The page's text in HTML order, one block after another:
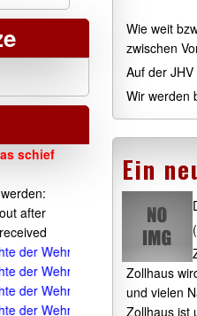
Wie weit
zwischen
Auf der JHV
Wir werden
Ein
Zollhaus
und vielen
Zollhaus ist
schief
after
Geschichte der Wehr ist
Geschichte der Wehr ist
Geschichte der Wehr ist
Geschichte der Wehr ist